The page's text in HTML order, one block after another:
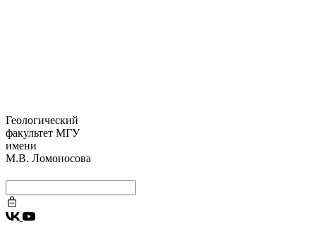
Геологический
факультет МГУ
имени
М.В. Ломоносова